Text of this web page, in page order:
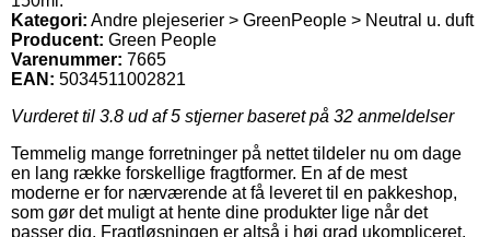
Kategori: Andre plejeserier > GreenPeople > Neutral u. duft
Producent: Green People
Varenummer: 7665
EAN: 5034511002821
Vurderet til 3.8 ud af 5 stjerner baseret på 32 anmeldelser
Temmelig mange forretninger på nettet tildeler nu om dage
en lang række forskellige fragtformer. En af de mest
moderne er for nærværende at få leveret til en pakkeshop,
som gør det muligt at hente dine produkter lige når det
passer dig. Fragtløsningen er altså i høj grad ukompliceret,